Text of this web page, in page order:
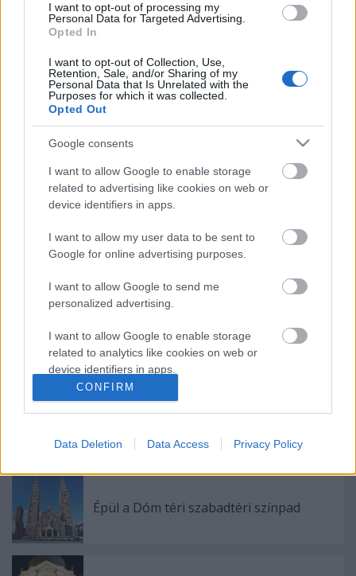
I want to opt-out of processing my
Personal Data for Targeted Advertising.
Opted In
I want to opt-out of Collection, Use,
Retention, Sale, and/or Sharing of my
Personal Data that Is Unrelated with the
Purposes for which it was collected.
Opted Out
Google consents
I want to allow Google to enable storage
related to advertising like cookies on web or
device identifiers in apps.
I want to allow my user data to be sent to
Google for online advertising purposes.
I want to allow Google to send me
personalized advertising.
I want to allow Google to enable storage
related to analytics like cookies on web or
device identifiers in apps.
I want to allow Google to enable storage
I want to allow Google to enable storage
I want to allow Google to enable storage
related to security, including authentication
functionality and fraud prevention, and other
CONFIRM
Data Deletion Data Access Privacy Policy
szabadulóművész és mentalista is, akik gyakran az
életükkel játszanak a produkció kedvéért.
Pengenyelés, gondolatolvasás, kettévágás, ámulatba
ejtő lebegések és izgalmas szabadulások mellett
számtalan, soha nem látott illúziót ismerhetnek meg
Ajánlott bejegyzések:
Akárki a Dóm téren
Épül a Dóm téri szabadtéri színpad